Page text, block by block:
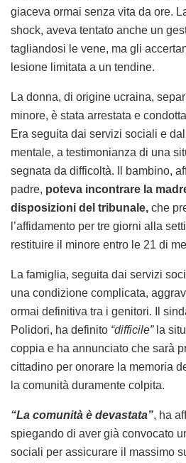
giaceva ormai senza vita da ore.
shock, aveva tentato anche un
tagliandosi le vene, ma gli
lesione limitata a un tendine.
La donna, di origine ucraina,
minore, è stata arrestata e
Era seguita dai servizi sociali e
mentale, a testimonianza di una
segnata da difficoltà. Il bambino,
padre, poteva incontrare la
disposizioni del tribunale, che
l’affidamento per tre giorni alla
restituire il minore entro le 21 di
La famiglia, seguita dai servizi
una condizione complicata,
ormai definitiva tra i genitori. Il
Polidori, ha definito “difficile”la
coppia e ha annunciato che sarà
cittadino per onorare la memoria
la comunità duramente colpita.
“La comunità è devastata”, ha
spiegando di aver già convocato
sociali per assicurare il massimo